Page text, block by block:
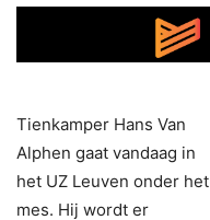
Tienkamper Hans Van
Alphen gaat vandaag in
het UZ Leuven onder het
mes. Hij wordt er